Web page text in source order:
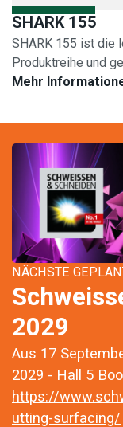
SHARK 155
SHARK 155 ist die
Produktreihe und
Schneidergebnisse
Mehr
NÄCHSTE
2029
Aus 17
2029 - Hall 5
https://
utting-surfacing/